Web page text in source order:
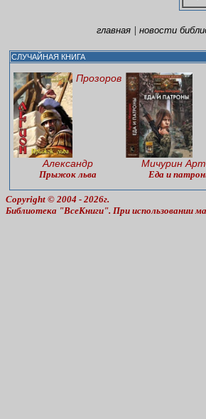
главная| новости
СЛУЧАЙНАЯ КНИГА
Прозоров
Александр
Прыжок льва
Мичурин
Еда и
Copyright © 2004 - 2026г.
Библиотека "ВсеКниги". При использовании